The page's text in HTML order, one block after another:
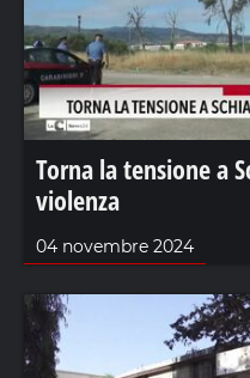
Torna la tensione a
violenza
04 novembre 2024